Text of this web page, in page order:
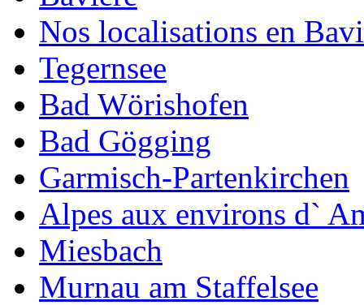
Nos localisations en
Tegernsee
Bad Wörishofen
Bad Gögging
Garmisch-Partenkirchen
Alpes aux environs d`
Miesbach
Murnau am Staffelsee